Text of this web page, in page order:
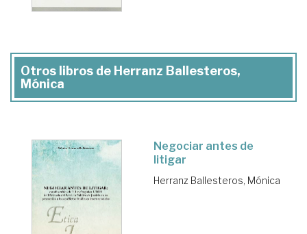
Otros libros de Herranz Ballesteros,
Mónica
Negociar antes de
litigar
Herranz Ballesteros, Mónica